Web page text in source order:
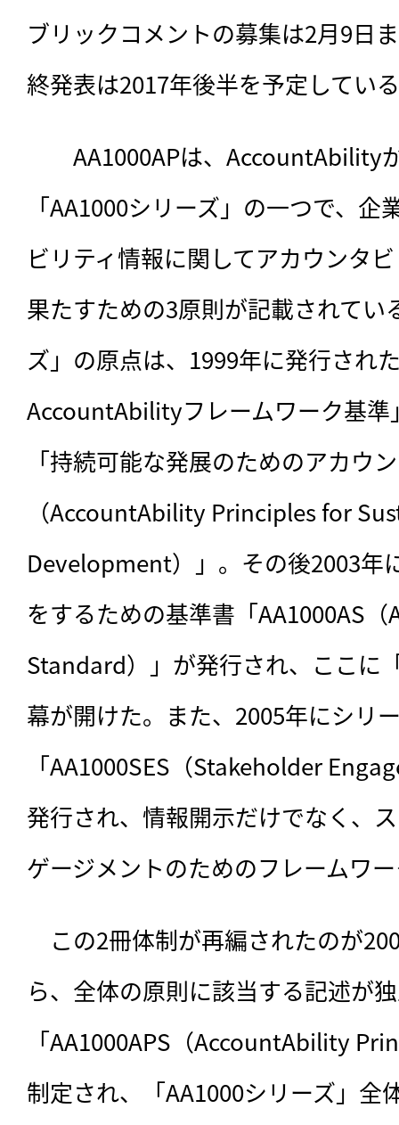
ブリックコメントの募集は2月9日
終発表は2017年後半を予定してい
AA1000APは、AccountAbility
「AA1000シリーズ」の一つで、
ビリティ情報に関してアカウンタ
果たすための3原則が記載されてい
ズ」の原点は、1999年に発行され
AccountAbilityフレームワーク基準
「持続可能な発展のためのアカウ
（AccountAbility Principles for
Development）」。その後2003年
をするための基準書「AA1000AS（
Standard）」が発行され、ここに
幕が開けた。また、2005年にシリ
「AA1000SES（Stakeholder
発行され、情報開示だけでなく、
ゲージメントのためのフレームワ
この2冊体制が再編されたのが
ら、全体の原則に該当する記述が
「AA1000APS（AccountAbility
制定され、「AA1000シリーズ」全